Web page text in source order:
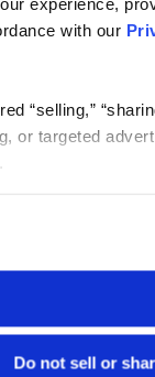
with our
“selling,”
or targeted
Do not sell or